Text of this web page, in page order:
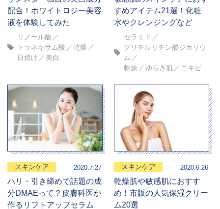
配合！ホワイトロジー美容
液を体験してみた
リノール酸
トラネキサム酸
乾燥
日焼け
美白
すめアイテム21選！化粧
水やクレンジングなど
セラミド
グリチルリチン酸ジカリウ
ム
乾燥
ゆらぎ肌 ニキビ
スキンケア 2020.7.27
ハリ・引き締めで話題の成
分DMAEって？皮膚科医が
作るリフトアップセラム
スキンケア 2020.6.26
乾燥肌や敏感肌におすす
め！市販の人気保湿クリー
ム20選